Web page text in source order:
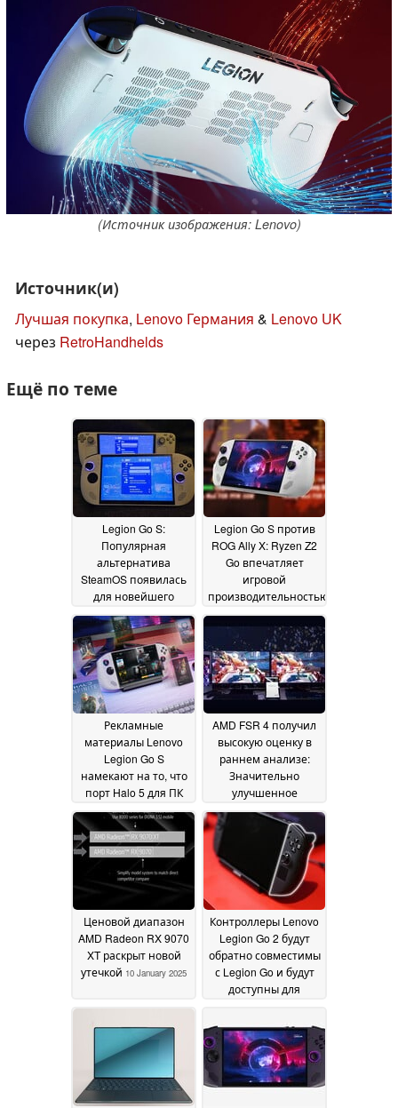
(Источник изображения: Lenovo)
Источник(и)
Лучшая покупка, Lenovo Германия & Lenovo UK
через RetroHandhelds
Ещё по теме
Legion Go S:
Популярная
альтернатива
SteamOS появилась
для новейшего
игрового
портативного
компьютера Lenovo
23 January 2025
Legion Go S против
ROG Ally X: Ryzen Z2
Go впечатляет
игровой
производительностью
в сравнении с Z1
Extreme
16 January 2025
Рекламные
материалы Lenovo
Legion Go S
намекают на то, что
порт Halo 5 для ПК
находится в
разработке
13 January
2025
AMD FSR 4 получил
высокую оценку в
раннем анализе:
Значительно
улучшенное
качество и передача
деталей благодаря
машинному
обучению
11 January
2025
Ценовой диапазон
AMD Radeon RX 9070
XT раскрыт новой
утечкой 10 January 2025
Контроллеры Lenovo
Legion Go 2 будут
обратно совместимы
с Legion Go и будут
доступны для
ближайшее время"
10 January 2025